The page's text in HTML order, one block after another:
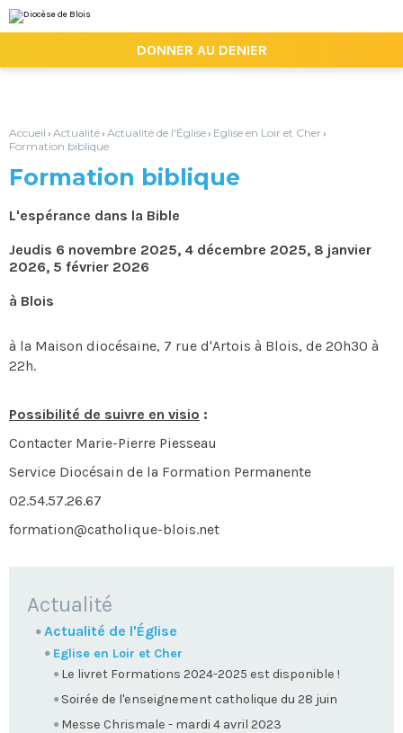
au
contenu.
la
personnels
DONNER AU DENIER
Accueil › Actualité› Actualité de l'Église› Eglise en Loir et Cher›
Formation biblique
Formation biblique
L'espérance dans la Bible
Jeudis 6 novembre 2025, 4 décembre 2025, 8 janvier
2026, 5 février 2026
à Blois
à la Maison diocésaine, 7 rue d'Artois à Blois, de 20h30 à
22h.
Possibilité de suivre en visio :
Contacter Marie-Pierre Piesseau
Service Diocésain de la Formation Permanente
02.54.57.26.67
formation@catholique-blois.net
NAVIGATION
Actualité
Actualité de l'Église
Eglise en Loir et Cher
Le livret Formations 2024-2025 est disponible !
Soirée de l'enseignement catholique du 28 juin
Messe Chrismale - mardi 4 avril 2023